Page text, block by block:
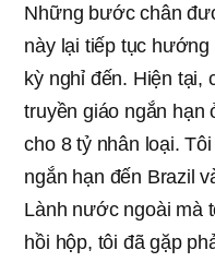
Những bước chân
này lại tiếp tục
kỳ nghỉ đến. Hiện tại,
truyền giáo ngắn hạn
cho 8 tỷ nhân loại.
ngắn hạn đến Brazil
Lành nước ngoài mà
hồi hộp, tôi đã gặp